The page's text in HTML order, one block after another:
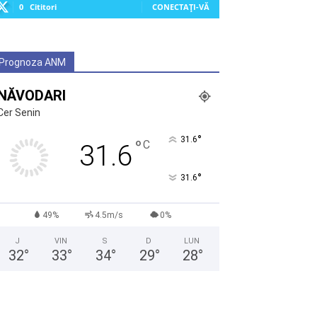
0 Cititori CONECTAȚI-VĂ
Prognoza ANM
Senin
31.6°C 31.6°
31.6°
49% 4.5m/s 0%
J
32°
VIN
33°
S
34°
D
29°
LUN
28°